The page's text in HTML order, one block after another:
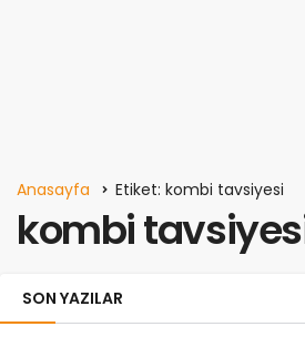
Anasayfa Etiket: kombi tavsiyesi
kombi
SON YAZILAR